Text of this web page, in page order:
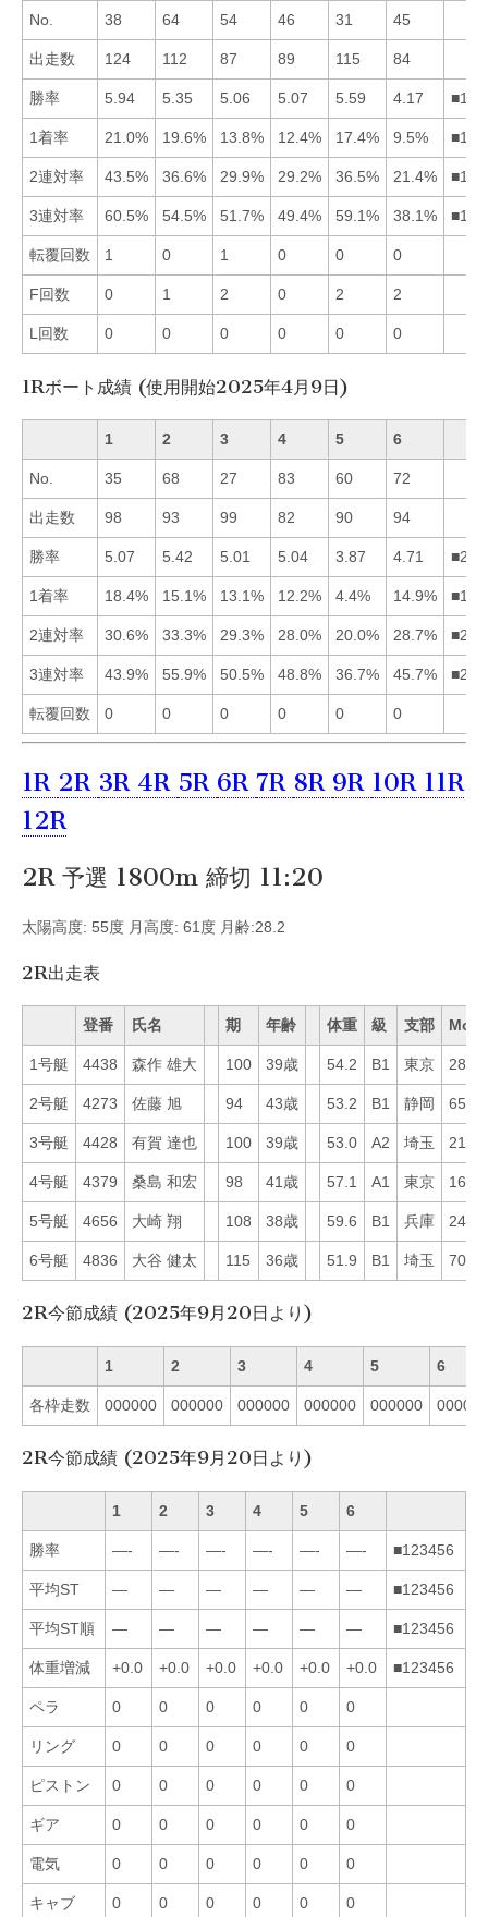
No. 38 64 54 46 31 45
出走数 124 112 87 89 115 84
勝率 5.94 5.35 5.06 5.07 5.59 4.17
1着率 21.0% 19.6% 13.8% 12.4% 17.4% 9.5%
2連対率 43.5% 36.6% 29.9% 29.2% 36.5% 21.4%
3連対率 60.5% 54.5% 51.7% 49.4% 59.1% 38.1%
転覆回数 1 0 1 0 0 0
F回数 0 1 2 0 2 2
L回数 0 0 0 0 0 0
1Rボート成績 (使用開始2025年4月9日)
1 2 3 4 5 6
No. 35 68 27 83 60 72
出走数 98 93 99 82 90 94
勝率 5.07 5.42 5.01 5.04 3.87 4.71
1着率 18.4% 15.1% 13.1% 12.2% 4.4% 14.9%
2連対率 30.6% 33.3% 29.3% 28.0% 20.0% 28.7%
3連対率 43.9% 55.9% 50.5% 48.8% 36.7% 45.7%
転覆回数 0 0 0 0 0 0
1R 2R 3R 4R 5R 6R 7R 8R 9R 10R 11R
12R
2R 予選 1800m 締切 11:20
太陽高度: 55度 月高度: 61度 月齢:28.2
2R出走表
登番 氏名 期 年齢 体重 級 支部 Mo
1号艇 4438 森作 雄大 100 39歳 54.2 B1 東京 28
2号艇 4273 佐藤 旭 94 43歳 53.2 B1 静岡 65
3号艇 4428 有賀 達也 100 39歳 53.0 A2 埼玉 21
4号艇 4379 桑島 和宏 98 41歳 57.1 A1 東京 16
5号艇 4656 大崎 翔 108 38歳 59.6 B1 兵庫 24
6号艇 4836 大谷 健太 115 36歳 51.9 B1 埼玉 70
2R今節成績 (2025年9月20日より)
1 2 3 4 5 6
各枠走数 000000 000000 000000 000000 000000 000000
2R今節成績 (2025年9月20日より)
1 2 3 4 5 6
勝率 —- —- —- —- —- —- ■123456
平均ST — — — — — — ■123456
平均ST順 — — — — — — ■123456
体重増減 +0.0 +0.0 +0.0 +0.0 +0.0 +0.0 ■123456
ペラ 0 0 0 0 0 0
リング 0 0 0 0 0 0
ピストン 0 0 0 0 0 0
ギア 0 0 0 0 0 0
電気 0 0 0 0 0 0
キャブ 0 0 0 0 0 0